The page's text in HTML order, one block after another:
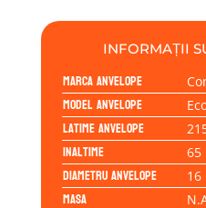
215/65R16
INFORMAȚII
Marca anvelope
Model anvelope
Latime anvelope
Inaltime 65
Diametru anvelope 16
Masa